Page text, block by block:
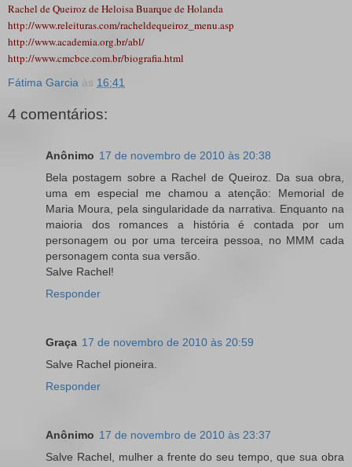
Rachel de Queiroz de Heloisa Buarque de Holanda
http://www.releituras.com/racheldequeiroz_menu.asp
http://www.academia.org.br/abl/
http://www.cmcbce.com.br/biografia.html
Fátima Garcia às 16:41
4 comentários:
Anônimo 17 de novembro de 2010 às 20:38
Bela postagem sobre a Rachel de Queiroz. Da sua obra,
uma em especial me chamou a atenção: Memorial de
Maria Moura, pela singularidade da narrativa. Enquanto na
maioria dos romances a história é contada por um
personagem ou por uma terceira pessoa, no MMM cada
personagem conta sua versão.
Salve Rachel!
Responder
Graça 17 de novembro de 2010 às 20:59
Salve Rachel pioneira.
Responder
Anônimo 17 de novembro de 2010 às 23:37
Salve Rachel, mulher a frente do seu tempo, que sua obra